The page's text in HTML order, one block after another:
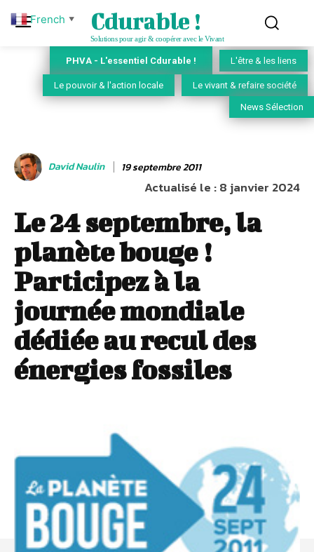
Cdurable !
Solutions pour agir & coopérer avec le Vivant
PHVA - L'essentiel Cdurable ! L'être & les liens
Le pouvoir & l'action locale Le vivant & refaire société
News Sélection
David Naulin 19 septembre 2011
Actualisé le :8 janvier 2024
Le 24 septembre, la
planète bouge !
Participez à la
journée mondiale
dédiée au recul des
énergies fossiles
French ▼